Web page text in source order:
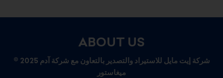
ABOUT US
© 2025 شركة إيت مايل للاستيراد والتصدير بالتعاون مع شركة آدم
ميغاستور